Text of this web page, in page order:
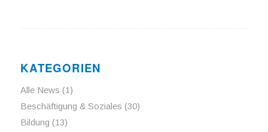
KATEGORIEN
Alle News (1)
Beschäftigung & Soziales (30)
Bildung (13)